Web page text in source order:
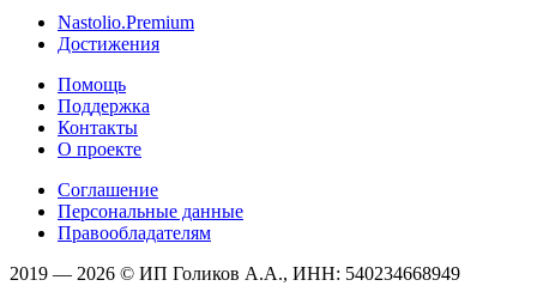
Nastolio.Premium
Достижения
Помощь
Поддержка
Контакты
О проекте
Соглашение
Персональные данные
Правообладателям
2019 — 2026 © ИП Голиков А.А., ИНН: 540234668949